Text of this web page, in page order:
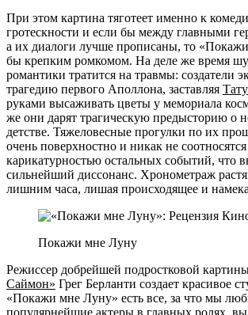
При этом картина тяготеет именно к
гротескности и если бы между главными
а их диалоги лучше прописаны, то
бы крепким ромкомом. На деле же время
романтики тратится на травмы: создатели
трагедию первого Аполлона, заставляя
руками высаживать цветы у мемориала
же они дарят трагическую предысторию о
детстве. Тяжеловесные прогулки по их
очень поверхностно и никак не соотносятся
карикатурностью остальных событий, что
сильнейший диссонанс. Хронометраж
лишним часа, лишая происходящее и
Покажи мне Луну
Режиссер добрейшей подростковой
Саймон» Грег Берланти создает красивое
«Покажи мне Луну» есть все, за что мы
популярнейшие актеры в главных ролях,